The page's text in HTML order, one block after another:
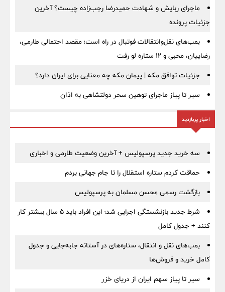
ماجرای ربایش و شهادت حمیدرضا رجب‌زاده چیست؟ آخرین
جزئیات پرونده
بمب‌های نقل‌وانتقالات فوتبال در راه است؛ مقصد احتمالی طارمی،
رضاییان، محبی و ۱۲ ستاره لو رفت
جزئیات توافق مکه | پیمان مکه چه معنایی برای ایران دارد؟
سیر تا پیاز ماجرای توهین سحر دولتشاهی به اذان
اخبار پربازدید
سه خرید جدید پرسپولیس + آخرین وضعیت طارمی و اخباری
حماقت کردم ستاره استقلال را تا جام جهانی بردم
بازگشت رسمی محسن مسلمان به پرسپولیس
شرط جدید بازنشستگی اجرایی شد؛ این افراد باید ۵ سال بیشتر کار
کنند + جدول کامل
بمب‌های نقل و انتقال، ستاره‌های در آستانه جابه‌جایی و جدول
کامل خرید و فروش‌ها
سیر تا پیاز سهم ایران از دریای خزر